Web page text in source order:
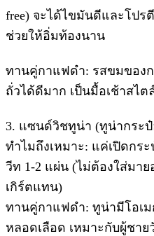
free) จะได้ไขมันดีและโปร
ช่วยให้อิ่มท้องนาน
ทานคู่กาแฟดำ: รสขมของ
ถั่วได้ดีมาก เป็นมื้อเช้าสไต
​3. แซนด์วิชทูน่า (ทูน่ากระ
ทำไมถึงเหมาะ: แค่เปิดกร
วีท 1-2 แผ่น (ไม่ต้องใส่มาย
เกิร์ตแทน)
ทานคู่กาแฟดำ: ทูน่ามีโอเม
หลอดเลือด เหมาะกับผู้ชาย